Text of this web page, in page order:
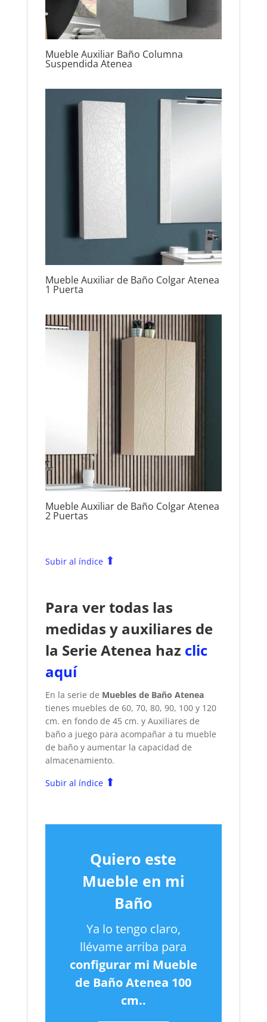
Mueble Auxiliar Baño Columna
Suspendida Atenea
Mueble Auxiliar de Baño Colgar Atenea
1 Puerta
Mueble Auxiliar de Baño Colgar Atenea
2 Puertas
Subir al índice ⬆
Para ver todas las
medidas y auxiliares de
la Serie Atenea haz clic
aquí
En la serie de Muebles de Baño Atenea
tienes muebles de 60, 70, 80, 90, 100 y 120
cm. en fondo de 45 cm. y Auxiliares de
baño a juego para acompañar a tu mueble
de baño y aumentar la capacidad de
almacenamiento.
Subir al índice ⬆
Quiero este
Mueble en mi
Baño
Ya lo tengo claro,
llévame arriba para
configurar mi Mueble
de Baño Atenea 100
cm..